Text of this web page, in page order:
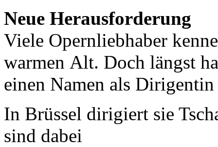
Neue Herausforderung
Viele Opernliebhaber
warmen Alt. Doch längst
einen Namen als Dirigentin
In Brüssel dirigiert sie
sind dabei